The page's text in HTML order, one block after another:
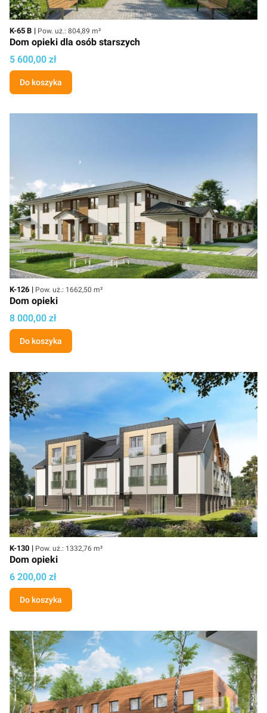
Kod
K-65 B Powierzchnia użytkowa
Pow. uż.: 804,89 m²
Dom opieki dla osób starszych
Cena projektu
5 600,00 zł
Do koszyka
Kod
K-126 Powierzchnia użytkowa
Pow. uż.: 1662,50 m²
Dom opieki
Cena projektu
8 000,00 zł
Do koszyka
Kod
K-130 Powierzchnia użytkowa
Pow. uż.: 1332,76 m²
Dom opieki
Cena projektu
6 200,00 zł
Do koszyka